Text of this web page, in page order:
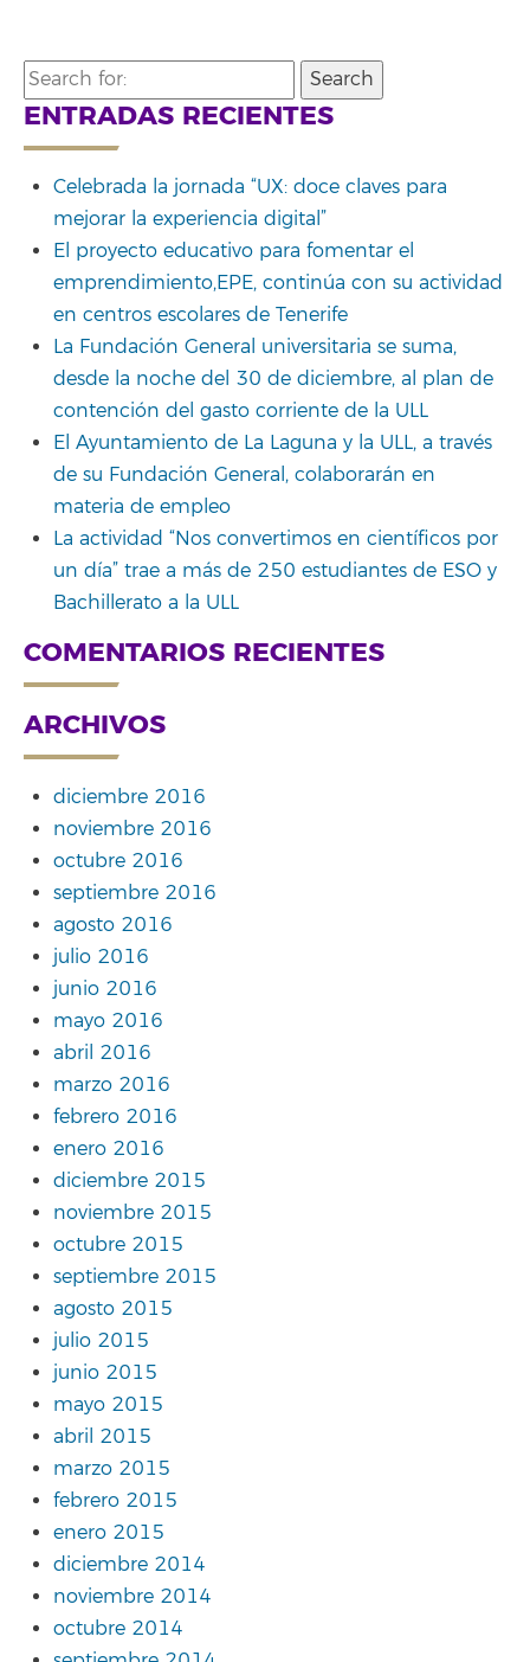
Search
for:
ENTRADAS RECIENTES
Celebrada la jornada “UX: doce claves para
mejorar la experiencia digital”
El proyecto educativo para fomentar el
emprendimiento,EPE, continúa con su actividad
en centros escolares de Tenerife
La Fundación General universitaria se suma,
desde la noche del 30 de diciembre, al plan de
contención del gasto corriente de la ULL
El Ayuntamiento de La Laguna y la ULL, a través
de su Fundación General, colaborarán en
materia de empleo
La actividad “Nos convertimos en científicos por
un día” trae a más de 250 estudiantes de ESO y
Bachillerato a la ULL
COMENTARIOS RECIENTES
ARCHIVOS
diciembre 2016
noviembre 2016
octubre 2016
septiembre 2016
agosto 2016
julio 2016
junio 2016
mayo 2016
abril 2016
marzo 2016
febrero 2016
enero 2016
diciembre 2015
noviembre 2015
octubre 2015
septiembre 2015
agosto 2015
julio 2015
junio 2015
mayo 2015
abril 2015
marzo 2015
febrero 2015
enero 2015
diciembre 2014
noviembre 2014
octubre 2014